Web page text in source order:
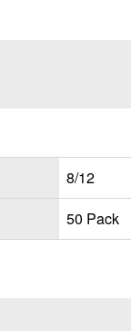
8/12
50 Pack